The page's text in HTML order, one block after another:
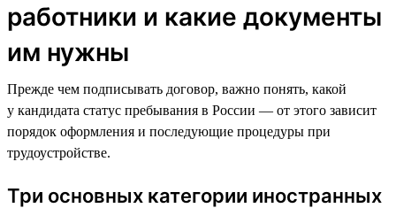
работники и какие документы
им нужны
Прежде чем подписывать договор, важно понять, какой
у кандидата статус пребывания в России — от этого зависит
порядок оформления и последующие процедуры при
трудоустройстве.
Три основных категории иностранных